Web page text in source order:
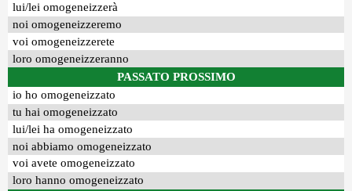
lui/lei omogeneizzerà
noi omogeneizzeremo
voi omogeneizzerete
loro omogeneizzeranno
PASSATO PROSSIMO
io ho omogeneizzato
tu hai omogeneizzato
lui/lei ha omogeneizzato
noi abbiamo omogeneizzato
voi avete omogeneizzato
loro hanno omogeneizzato